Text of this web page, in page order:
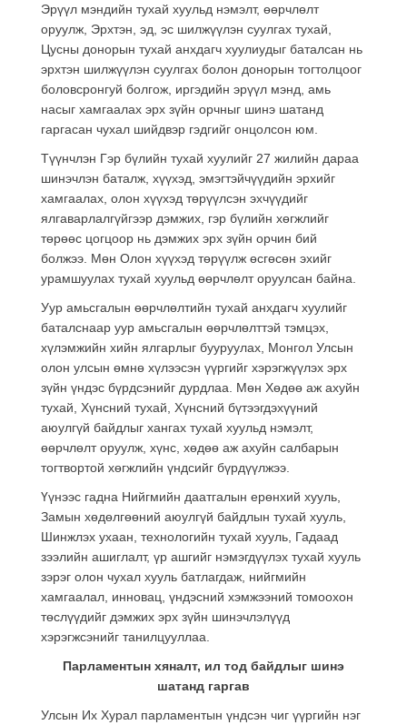
Эрүүл мэндийн тухай хуульд нэмэлт, өөрчлөлт
оруулж, Эрхтэн, эд, эс шилжүүлэн суулгах тухай,
Цусны донорын тухай анхдагч хуулиудыг баталсан нь
эрхтэн шилжүүлэн суулгах болон донорын тогтолцоог
боловсронгуй болгож, иргэдийн эрүүл мэнд, амь
насыг хамгаалах эрх зүйн орчныг шинэ шатанд
гаргасан чухал шийдвэр гэдгийг онцолсон юм.
Түүнчлэн Гэр бүлийн тухай хуулийг 27 жилийн дараа
шинэчлэн баталж, хүүхэд, эмэгтэйчүүдийн эрхийг
хамгаалах, олон хүүхэд төрүүлсэн эхчүүдийг
ялгаварлалгүйгээр дэмжих, гэр бүлийн хөгжлийг
төрөөс цогцоор нь дэмжих эрх зүйн орчин бий
болжээ. Мөн Олон хүүхэд төрүүлж өсгөсөн эхийг
урамшуулах тухай хуульд өөрчлөлт оруулсан байна.
Уур амьсгалын өөрчлөлтийн тухай анхдагч хуулийг
баталснаар уур амьсгалын өөрчлөлттэй тэмцэх,
хүлэмжийн хийн ялгарлыг бууруулах, Монгол Улсын
олон улсын өмнө хүлээсэн үүргийг хэрэгжүүлэх эрх
зүйн үндэс бүрдсэнийг дурдлаа. Мөн Хөдөө аж ахуйн
тухай, Хүнсний тухай, Хүнсний бүтээгдэхүүний
аюулгүй байдлыг хангах тухай хуульд нэмэлт,
өөрчлөлт оруулж, хүнс, хөдөө аж ахуйн салбарын
тогтвортой хөгжлийн үндсийг бүрдүүлжээ.
Үүнээс гадна Нийгмийн даатгалын ерөнхий хууль,
Замын хөдөлгөөний аюулгүй байдлын тухай хууль,
Шинжлэх ухаан, технологийн тухай хууль, Гадаад
зээлийн ашиглалт, үр ашгийг нэмэгдүүлэх тухай хууль
зэрэг олон чухал хууль батлагдаж, нийгмийн
хамгаалал, инновац, үндэсний хэмжээний томоохон
төслүүдийг дэмжих эрх зүйн шинэчлэлүүд
хэрэгжсэнийг танилцууллаа.
Парламентын хяналт, ил тод байдлыг шинэ
шатанд гаргав
Улсын Их Хурал парламентын үндсэн чиг үүргийн нэг